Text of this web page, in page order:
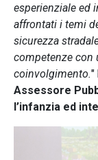
esperienziale ed
affrontati i temi
sicurezza
competenze con
coinvolgimento."
Assessore
l’infanzia ed